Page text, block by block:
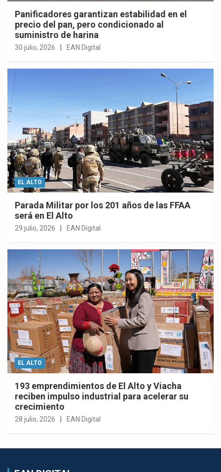
Panificadores garantizan estabilidad en el
precio del pan, pero condicionado al
suministro de harina
30 julio, 2026 EAN Digital
EL ALTO
Parada Militar por los 201 años de las FFAA
será en El Alto
29 julio, 2026 EAN Digital
EL ALTO
193 emprendimientos de El Alto y Viacha
reciben impulso industrial para acelerar su
crecimiento
28 julio, 2026 EAN Digital